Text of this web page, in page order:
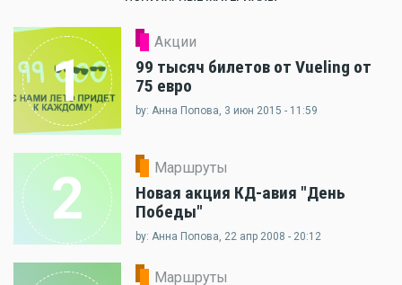
1
Акции
99 тысяч билетов от Vueling от
75 евро
by: Анна Попова, 3 июн 2015 - 11:59
2 Маршруты
Новая акция КД-авия "День
Победы"
by: Анна Попова, 22 апр 2008 - 20:12
Маршруты